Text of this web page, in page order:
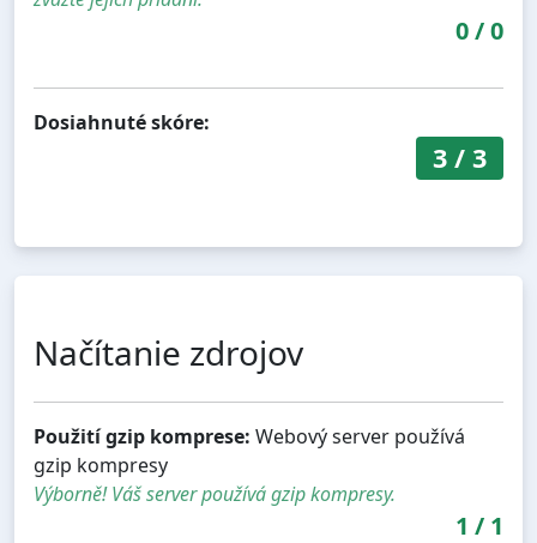
0/0
Dosiahnuté skóre:
3/ 3
Načítanie zdrojov
Použití gzip komprese: Webový server používá
gzip kompresy
Výborně! Váš server používá gzip kompresy.
1 / 1